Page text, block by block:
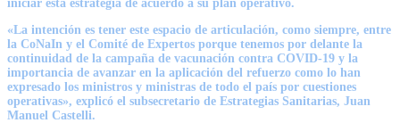
iniciar esta estrategia de acuerdo a su plan operativo.
«La intención es tener este espacio de articulación, como siempre, entre
la CoNaIn y el Comité de Expertos porque tenemos por delante la
continuidad de la campaña de vacunación contra COVID-19 y la
importancia de avanzar en la aplicación del refuerzo como lo han
expresado los ministros y ministras de todo el país por cuestiones
operativas», explicó el subsecretario de Estrategias Sanitarias, Juan
Manuel Castelli.